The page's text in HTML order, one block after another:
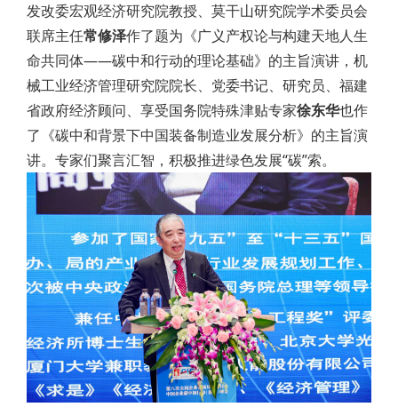
发改委宏观经济研究院教授、莫干山研究院学术委员会
联席主任常修泽作了题为《广义产权论与构建天地人生
命共同体——碳中和行动的理论基础》的主旨演讲，机
械工业经济管理研究院院长、党委书记、研究员、福建
省政府经济顾问、享受国务院特殊津贴专家徐东华也作
了《碳中和背景下中国装备制造业发展分析》的主旨演
讲。专家们聚言汇智，积极推进绿色发展“碳”索。